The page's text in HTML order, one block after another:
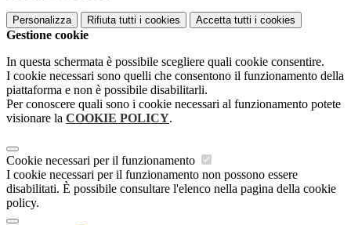
Personalizza Rifiuta tutti i cookies Accetta tutti i cookies
Gestione cookie
In questa schermata è possibile scegliere quali cookie consentire.
I cookie necessari sono quelli che consentono il funzionamento della
piattaforma e non è possibile disabilitarli.
Per conoscere quali sono i cookie necessari al funzionamento potete
visionare la COOKIE POLICY.
Cookie necessari per il funzionamento
I cookie necessari per il funzionamento non possono essere
disabilitati. È possibile consultare l'elenco nella pagina della cookie
policy.